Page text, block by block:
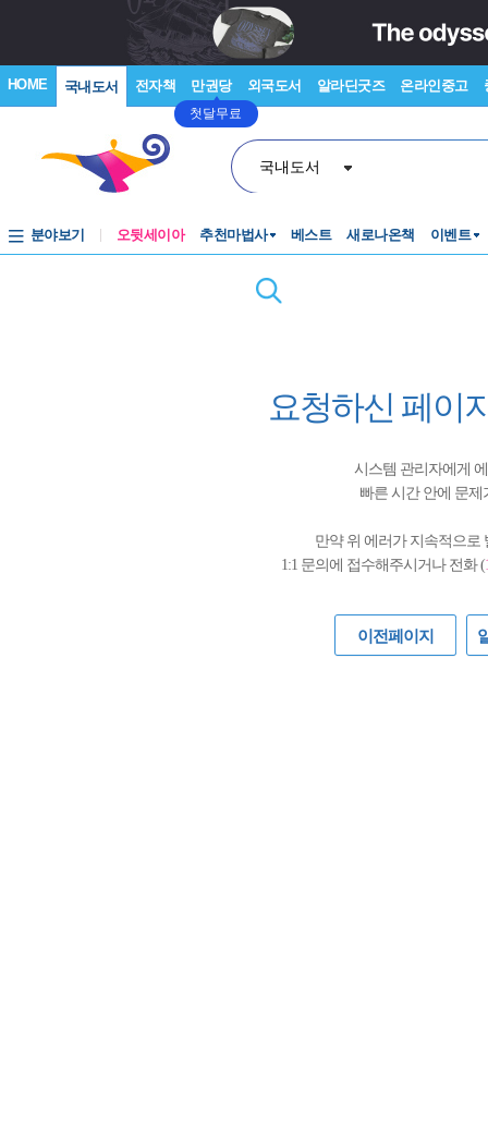
HOME 국내도서 전자책 만권당
첫달무료
외국도서 알라딘굿즈 온라인중고
국내도서
분야보기 오뒷세이아 추천마법사 베스트 새로나온책 이벤트
요청하신 페이
시스템 관리자에게
빠른 시간 안에 문
만약 위 에러가 지속적으로
1:1 문의에 접수해주시거나 전화 (
이전페이지